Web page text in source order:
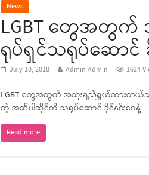
News
LGBT တွေအတွက်
ရုပ်ရှင်သရုပ်ဆောင်
July 10, 2018 Admin Admin 1624
LGBT တွေအတွက် အထူးရည်ရွယ်ထားတယ်ဆိုတဲ့
တဲ့ အဆိုပါဆိုင်ကို သရုပ်ဆောင် ခိုင်နှင်းဝေနဲ့
Read more